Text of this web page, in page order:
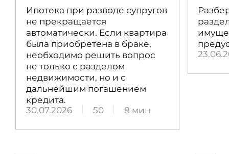
Ипотека при разводе супругов
не прекращается
автоматически. Если квартира
была приобретена в браке,
необходимо решить вопрос
не только с разделом
недвижимости, но и с
дальнейшим погашением
кредита.
30.07.2026
50 8 мин